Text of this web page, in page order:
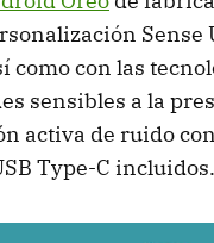
Sense
como con las
sensibles a la
activa de ruido
Type-C incluidos.